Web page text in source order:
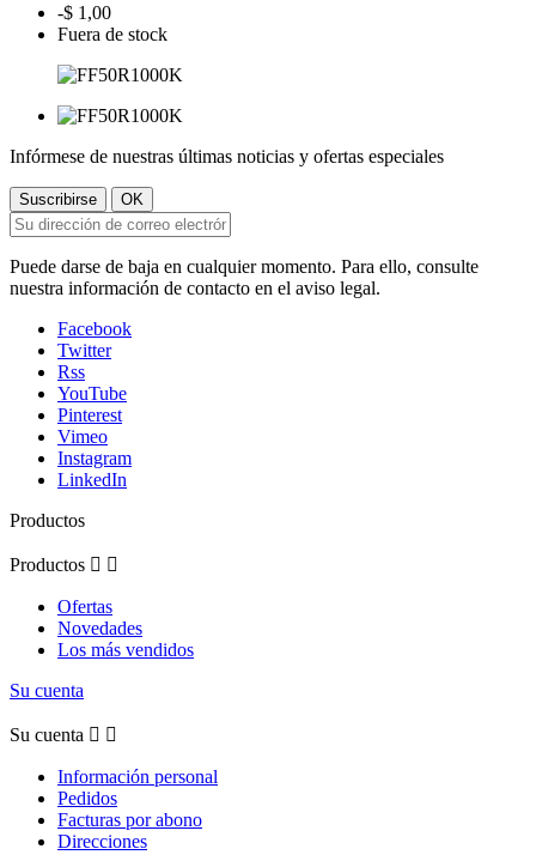
-$ 1,00
Fuera de stock
Infórmese de nuestras últimas noticias y ofertas especiales
Puede darse de baja en cualquier momento. Para ello, consulte
nuestra información de contacto en el aviso legal.
Facebook
Twitter
Rss
YouTube
Pinterest
Vimeo
Instagram
LinkedIn
Productos
Productos  
Ofertas
Novedades
Los más vendidos
Su cuenta
Su cuenta  
Información personal
Pedidos
Facturas por abono
Direcciones